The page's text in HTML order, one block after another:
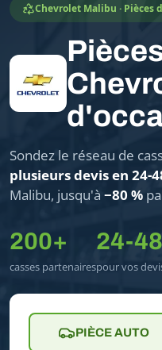
Chevrolet Malibu · Pièces
Sondez le réseau de
plusieurs devis en 24-
Malibu, jusqu'à −80 %
200+
casses partenaires
24-
pour vos
PIÈCE AUTO